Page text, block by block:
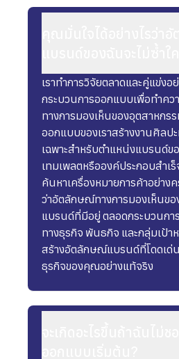
เราทำการวิจัยตลาดและคู่แข่งอ
กระบวนการออกแบบเพื่อทำคว
ทางการมองเห็นของอุตสาหก
ออกแบบของเราสร้างงานศิลป
เฉพาะสำหรับตำแหน่งแบรนด์
เทมเพลตหรือองค์ประกอบสำเร็
ค้นหาเครื่องหมายการค้าอย่าง
ว่าอัตลักษณ์ทางการมองเห็นข
แบรนด์ที่มีอยู่ ตลอดกระบวนกา
ทางธุรกิจ พันธกิจ และกลุ่มเป้
สร้างอัตลักษณ์แบรนด์ที่โดดเด่
ธุรกิจของคุณอย่างแท้จริง